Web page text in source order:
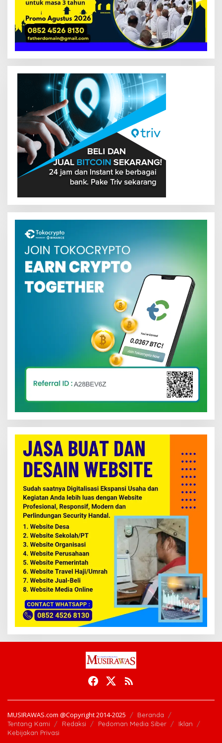
MUSIRAWAS.com @Copyright 2014-2025
Beranda
Tentang Kami
Redaksi Pedoman Media Siber
Iklan
Kebijakan Privasi